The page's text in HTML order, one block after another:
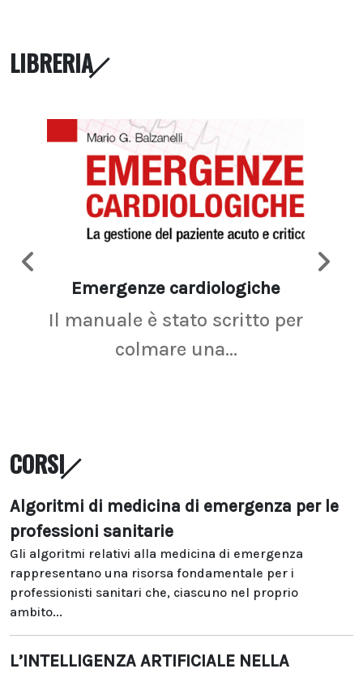
LIBRERIA
Emergenze cardiologiche
Il manuale è stato scritto per
colmare una...
CORSI
Algoritmi di medicina di emergenza per le
professioni sanitarie
Gli algoritmi relativi alla medicina di emergenza
rappresentano una risorsa fondamentale per i
professionisti sanitari che, ciascuno nel proprio
ambito...
L’INTELLIGENZA ARTIFICIALE NELLA